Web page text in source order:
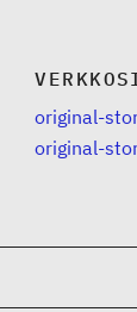
original-
original-